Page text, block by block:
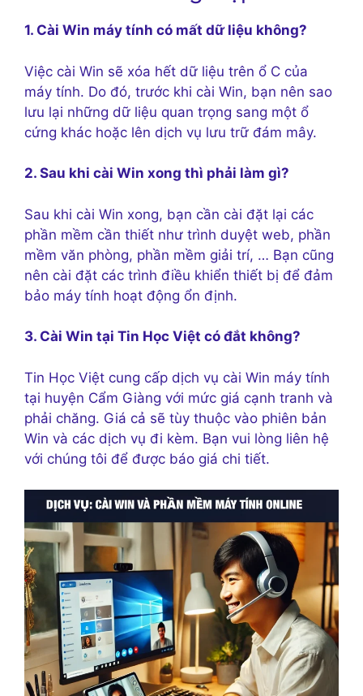
1. Cài Win máy tính có mất dữ liệu không?
Việc cài Win sẽ xóa hết dữ liệu trên ổ C của
máy tính. Do đó, trước khi cài Win, bạn nên sao
lưu lại những dữ liệu quan trọng sang một ổ
cứng khác hoặc lên dịch vụ lưu trữ đám mây.
2. Sau khi cài Win xong thì phải làm gì?
Sau khi cài Win xong, bạn cần cài đặt lại các
phần mềm cần thiết như trình duyệt web, phần
mềm văn phòng, phần mềm giải trí, … Bạn cũng
nên cài đặt các trình điều khiển thiết bị để đảm
bảo máy tính hoạt động ổn định.
3. Cài Win tại Tin Học Việt có đắt không?
Tin Học Việt cung cấp dịch vụ cài Win máy tính
tại huyện Cẩm Giàng với mức giá cạnh tranh và
phải chăng. Giá cả sẽ tùy thuộc vào phiên bản
Win và các dịch vụ đi kèm. Bạn vui lòng liên hệ
với chúng tôi để được báo giá chi tiết.